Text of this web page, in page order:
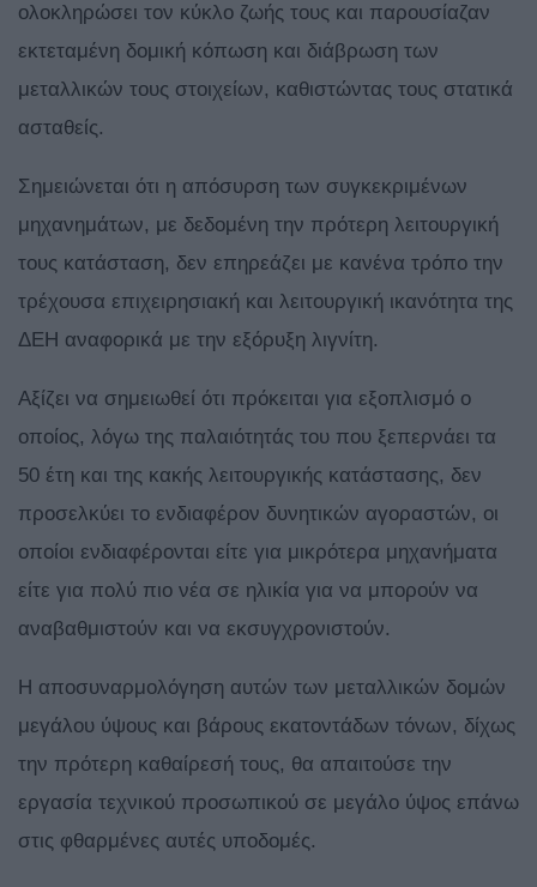
ολοκληρώσει τον κύκλο ζωής τους και παρουσίαζαν
εκτεταμένη δομική κόπωση και διάβρωση των
μεταλλικών τους στοιχείων, καθιστώντας τους στατικά
ασταθείς.
Σημειώνεται ότι η απόσυρση των συγκεκριμένων
μηχανημάτων, με δεδομένη την πρότερη λειτουργική
τους κατάσταση, δεν επηρεάζει με κανένα τρόπο την
τρέχουσα επιχειρησιακή και λειτουργική ικανότητα της
ΔΕΗ αναφορικά με την εξόρυξη λιγνίτη.
Αξίζει να σημειωθεί ότι πρόκειται για εξοπλισμό ο
οποίος, λόγω της παλαιότητάς του που ξεπερνάει τα
50 έτη και της κακής λειτουργικής κατάστασης, δεν
προσελκύει το ενδιαφέρον δυνητικών αγοραστών, οι
οποίοι ενδιαφέρονται είτε για μικρότερα μηχανήματα
είτε για πολύ πιο νέα σε ηλικία για να μπορούν να
αναβαθμιστούν και να εκσυγχρονιστούν.
Η αποσυναρμολόγηση αυτών των μεταλλικών δομών
μεγάλου ύψους και βάρους εκατοντάδων τόνων, δίχως
την πρότερη καθαίρεσή τους, θα απαιτούσε την
εργασία τεχνικού προσωπικού σε μεγάλο ύψος επάνω
στις φθαρμένες αυτές υποδομές.